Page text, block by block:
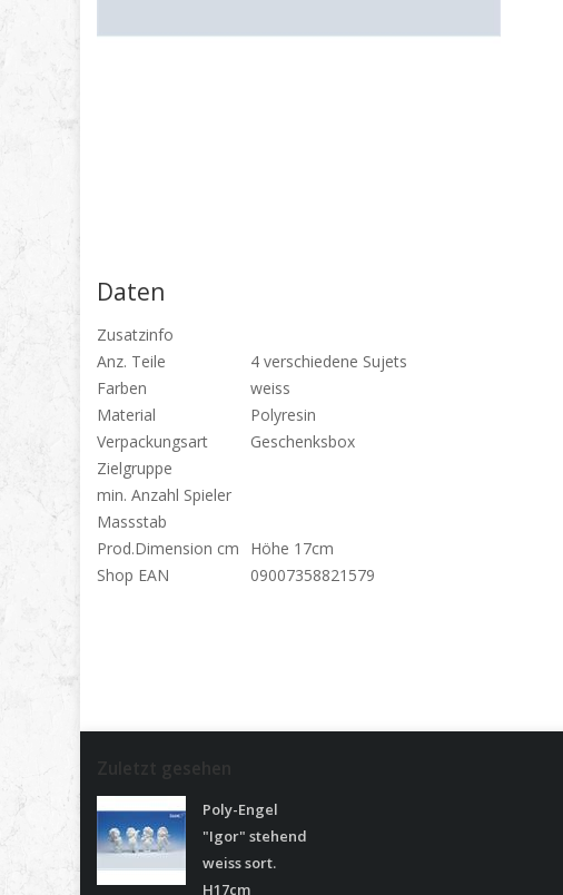
Daten
Zusatzinfo
Anz. Teile
4 verschiedene Sujets
Farben
weiss
Material
Polyresin
Verpackungsart
Geschenksbox
Zielgruppe
min. Anzahl Spieler
Massstab
Prod.Dimension cm
Höhe 17cm
Shop EAN
09007358821579
Poly-Engel
"Igor" stehend
weiss sort.
H17cm